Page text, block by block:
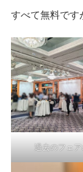
すべて無料です
過去のフェ